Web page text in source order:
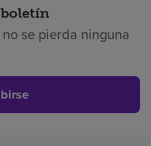
boletín
se pierda ninguna